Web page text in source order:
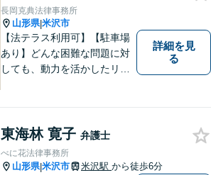
長岡克典法律事務所
山形県|米沢市
【法テラス利用可】【駐車場
あり】どんな困難な問題に対
しても、動力を活かしたリー
るよう努力することで早期解
決を目指します。 お気軽にご
相談ください。
詳細を見
る
東海林 寛子 弁護士
べに花法律事務所
山形県|米沢市 米沢駅 から徒歩6分